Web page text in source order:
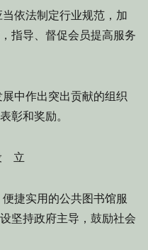
依法制定行业规范，加
指导、督促会员提高服务
中作出突出贡献的组织
彰和奖励。
立
捷实用的公共图书馆服
坚持政府主导，鼓励社会